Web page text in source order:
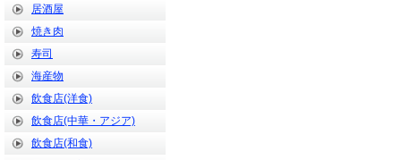
居酒屋
焼き肉
寿司
海産物
飲食店(洋食)
飲食店(中華・アジア)
飲食店(和食)